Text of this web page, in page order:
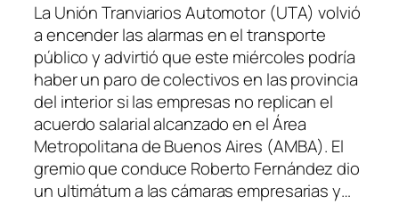
La Unión Tranviarios Automotor (UTA) volvió
a encender las alarmas en el transporte
público y advirtió que este miércoles podría
haber un paro de colectivos en las provincia
del interior si las empresas no replican el
acuerdo salarial alcanzado en el Área
Metropolitana de Buenos Aires (AMBA). El
gremio que conduce Roberto Fernández dio
un ultimátum a las cámaras empresarias y…